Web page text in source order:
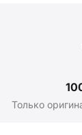
Только